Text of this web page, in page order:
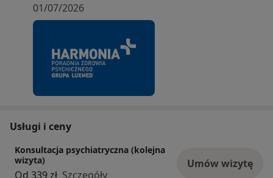
01/07/2026
Usługi i ceny
Konsultacja psychiatryczna (kolejna
wizyta)
Od 339 zł Szczegóły
Umów wizytę